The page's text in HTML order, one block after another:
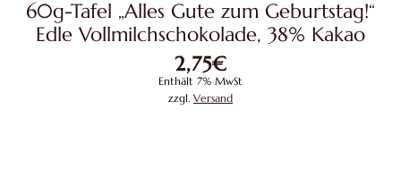
60g-Tafel „Alles Gute zum Geburtstag!“
Edle Vollmilchschokolade, 38% Kakao
2,75€
Enthält 7% MwSt
zzgl. Versand